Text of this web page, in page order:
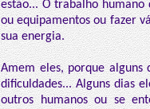
estão... O trabalho humano
ou equipamentos ou fazer
sua energia.
Amem eles, porque alguns
dificuldades... Alguns dias
outros humanos ou se